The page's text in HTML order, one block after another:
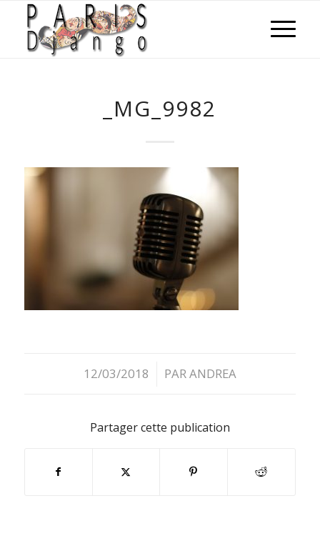
_MG_9982
12/03/2018
/ PARANDREA
Partager cette publication